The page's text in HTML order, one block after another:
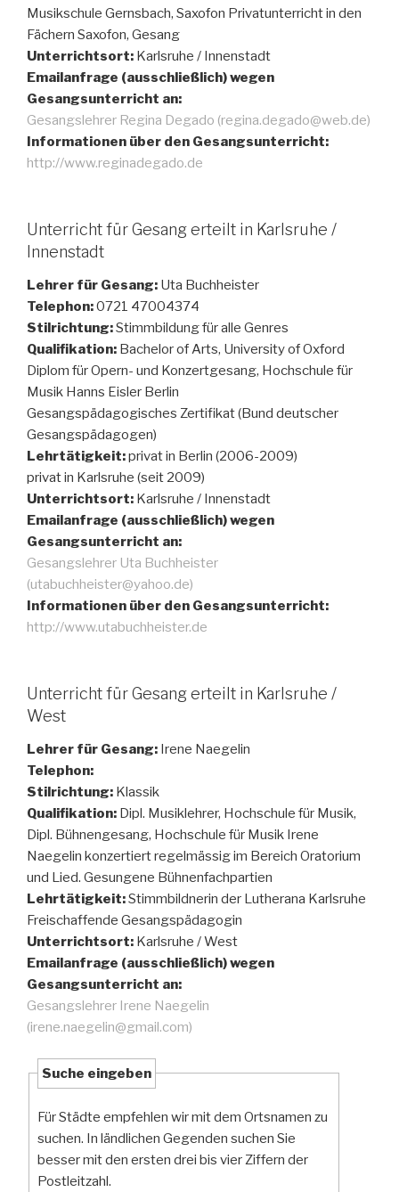
Musikschule Gernsbach, Saxofon Privatunterricht in den
Fächern Saxofon, Gesang
Unterrichtsort: Karlsruhe / Innenstadt
Emailanfrage (ausschließlich) wegen
Gesangsunterricht an:
Gesangslehrer Regina Degado (regina.degado@web.de)
Informationen über den Gesangsunterricht:
http://www.reginadegado.de
Unterricht für Gesang erteilt in Karlsruhe /
Innenstadt
Lehrer für Gesang: Uta Buchheister
Telephon:0721 47004374
Stilrichtung:Stimmbildung für alle Genres
Qualifikation: Bachelor of Arts, University of Oxford
Diplom für Opern- und Konzertgesang, Hochschule für
Musik Hanns Eisler Berlin
Gesangspädagogisches Zertifikat (Bund deutscher
Gesangspädagogen)
Lehrtätigkeit:privat in Berlin (2006-2009)
privat in Karlsruhe (seit 2009)
Unterrichtsort: Karlsruhe / Innenstadt
Emailanfrage (ausschließlich) wegen
Gesangsunterricht an:
Gesangslehrer Uta Buchheister
(utabuchheister@yahoo.de)
Informationen über den Gesangsunterricht:
http://www.utabuchheister.de
Unterricht für Gesang erteilt in Karlsruhe /
West
Lehrer für Gesang: Irene Naegelin
Telephon:
Stilrichtung: Klassik
Qualifikation: Dipl. Musiklehrer, Hochschule für Musik,
Dipl. Bühnengesang, Hochschule für Musik Irene
Naegelin konzertiert regelmässig im Bereich Oratorium
und Lied. Gesungene Bühnenfachpartien
Lehrtätigkeit:Stimmbildnerin der Lutherana Karlsruhe
Freischaffende Gesangspädagogin
Unterrichtsort: Karlsruhe / West
Emailanfrage (ausschließlich) wegen
Gesangsunterricht an:
Gesangslehrer Irene Naegelin
(irene.naegelin@gmail.com)
Suche eingeben
Für Städte empfehlen wir mit dem Ortsnamen zu
suchen. In ländlichen Gegenden suchen Sie
besser mit den ersten drei bis vier Ziffern der
Postleitzahl.